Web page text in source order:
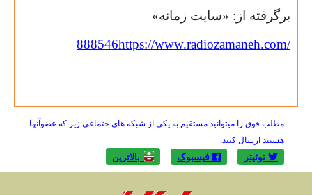
برگرفته از: «سایت زمانه»
https://www.radiozamaneh.com/
888546
مطلب فوق را میتوانید مستقیم به یکی از شبکه های جتماعی زیر که عضوآنها
هستید ارسال کنید:
توئیتر فیسبوک بالاترين